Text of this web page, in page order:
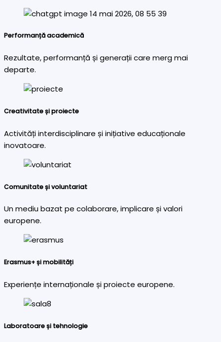
Performanță academică
Rezultate, performanță și generații care merg mai
departe.
Creativitate și proiecte
Activități interdisciplinare și inițiative educaționale
inovatoare.
Comunitate și voluntariat
Un mediu bazat pe colaborare, implicare și valori
europene.
Erasmus+ și mobilități
Experiențe internaționale și proiecte europene.
Laboratoare și tehnologie